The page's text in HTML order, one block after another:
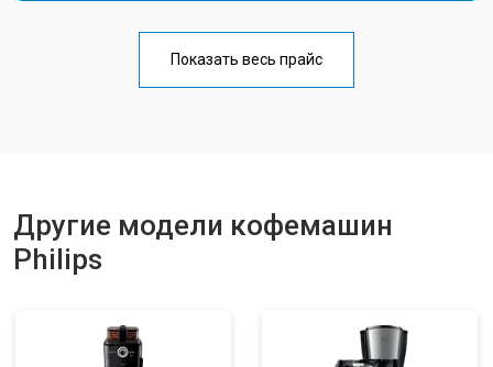
Показать весь прайс
Другие модели кофемашин
Philips